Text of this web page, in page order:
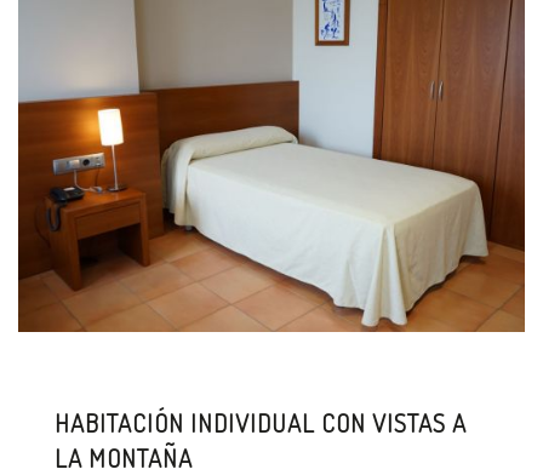
HABITACIÓN INDIVIDUAL CON VISTAS A
LA MONTAÑA